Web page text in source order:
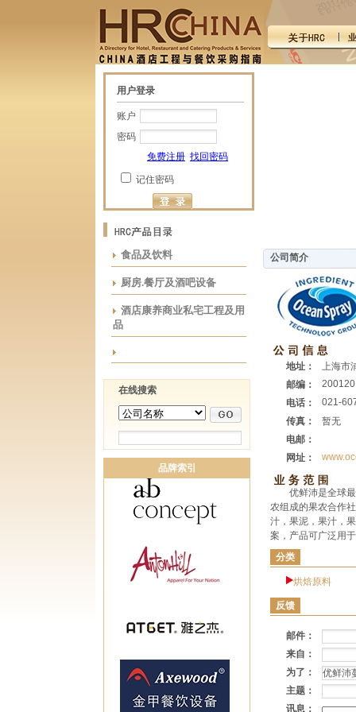
用户登录
账户
密码
免费注册 找回密码
记住密码
食品及饮料
厨房.餐厅及酒吧设备
酒店康养商业私宅工程及用
品
在线搜索
品牌索引
公司简介
地址：
上海市
邮编：
200120
电话：
021-
传真：
暂无
电邮：
网址：
优鲜沛是全球
农组成的果农合作
汁，果泥，果汁，
案，产品可广泛用
分类
烘焙原料
反馈
邮件：
来自：
为了：
主题：
讯息：